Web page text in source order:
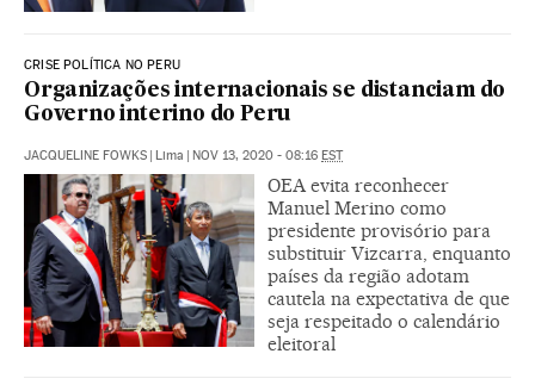
CRISE POLÍTICA NO PERU
Organizações internacionais se distanciam do
Governo interino do Peru
JACQUELINE FOWKS | Lima | NOV 13, 2020 - 08:16 EST
OEA evita reconhecer
Manuel Merino como
presidente provisório para
substituir Vizcarra, enquanto
países da região adotam
cautela na expectativa de que
seja respeitado o calendário
eleitoral